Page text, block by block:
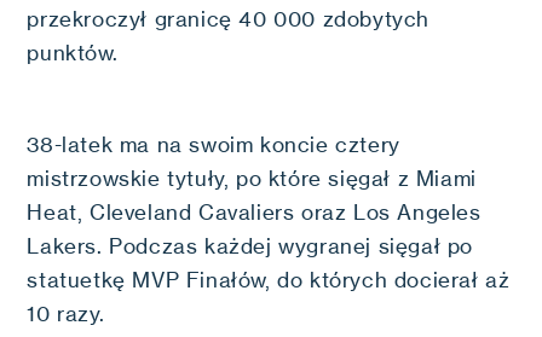
przekroczył granicę 40 000 zdobytych
punktów.
38-latek ma na swoim koncie cztery
mistrzowskie tytuły, po które sięgał z Miami
Heat, Cleveland Cavaliers oraz Los Angeles
Lakers. Podczas każdej wygranej sięgał po
statuetkę MVP Finałów, do których docierał aż
10 razy.